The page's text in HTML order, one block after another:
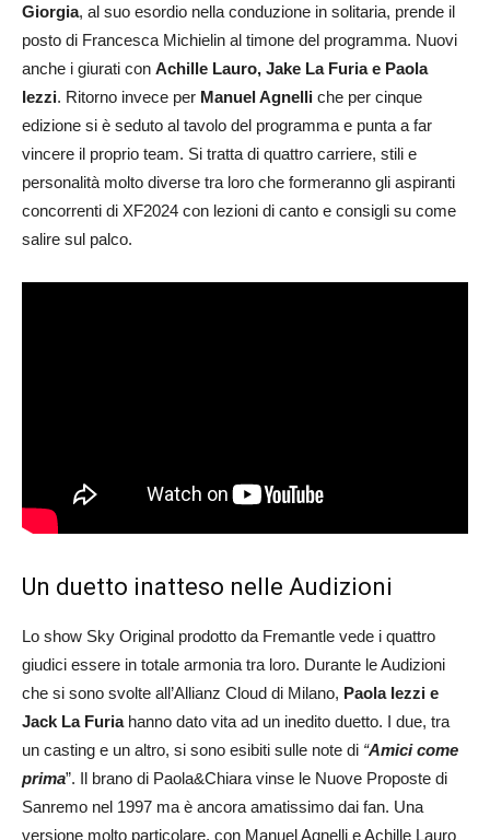
Giorgia, al suo esordio nella conduzione in solitaria, prende il
posto di Francesca Michielin al timone del programma. Nuovi
anche i giurati con Achille Lauro, Jake La Furia e Paola
Iezzi. Ritorno invece per Manuel Agnelli che per cinque
edizione si è seduto al tavolo del programma e punta a far
vincere il proprio team. Si tratta di quattro carriere, stili e
personalità molto diverse tra loro che formeranno gli aspiranti
concorrenti di XF2024 con lezioni di canto e consigli su come
salire sul palco.
Un duetto inatteso nelle Audizioni
Lo show Sky Original prodotto da Fremantle vede i quattro
giudici essere in totale armonia tra loro. Durante le Audizioni
che si sono svolte all’Allianz Cloud di Milano, Paola Iezzi e
Jack La Furiahanno dato vita ad un inedito duetto. I due, tra
un casting e un altro, si sono esibiti sulle note di “Amici come
prima”. Il brano di Paola&Chiara vinse le Nuove Proposte di
Sanremo nel 1997 ma è ancora amatissimo dai fan. Una
versione molto particolare, con Manuel Agnelli e Achille Lauro